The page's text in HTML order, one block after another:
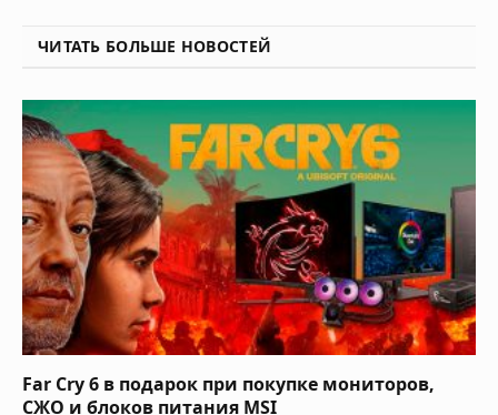
ЧИТАТЬ БОЛЬШЕ НОВОСТЕЙ
Far Cry 6 в подарок при покупке мониторов,
СЖО и блоков питания MSI